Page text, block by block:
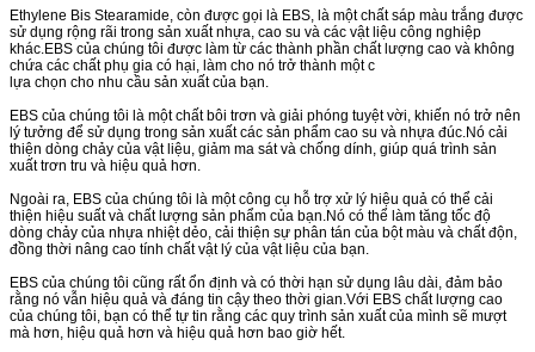
Ethylene Bis Stearamide, còn được gọi là EBS, là một chất sáp màu trắng được
sử dụng rộng rãi trong sản xuất nhựa, cao su và các vật liệu công nghiệp
khác.EBS của chúng tôi được làm từ các thành phần chất lượng cao và không
chứa các chất phụ gia có hại, làm cho nó trở thành một c
lựa chọn cho nhu cầu sản xuất của bạn.
EBS của chúng tôi là một chất bôi trơn và giải phóng tuyệt vời, khiến nó trở nên
lý tưởng để sử dụng trong sản xuất các sản phẩm cao su và nhựa đúc.Nó cải
thiện dòng chảy của vật liệu, giảm ma sát và chống dính, giúp quá trình sản
xuất trơn tru và hiệu quả hơn.
Ngoài ra, EBS của chúng tôi là một công cụ hỗ trợ xử lý hiệu quả có thể cải
thiện hiệu suất và chất lượng sản phẩm của bạn.Nó có thể làm tăng tốc độ
dòng chảy của nhựa nhiệt dẻo, cải thiện sự phân tán của bột màu và chất độn,
đồng thời nâng cao tính chất vật lý của vật liệu của bạn.
EBS của chúng tôi cũng rất ổn định và có thời hạn sử dụng lâu dài, đảm bảo
rằng nó vẫn hiệu quả và đáng tin cậy theo thời gian.Với EBS chất lượng cao
của chúng tôi, bạn có thể tự tin rằng các quy trình sản xuất của mình sẽ mượt
mà hơn, hiệu quả hơn và hiệu quả hơn bao giờ hết.